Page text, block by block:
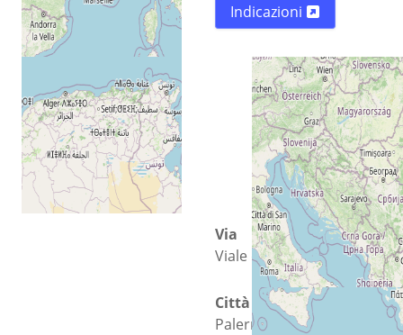
Indicazioni
Via
Viale delle scienze 13
Città
Palermo